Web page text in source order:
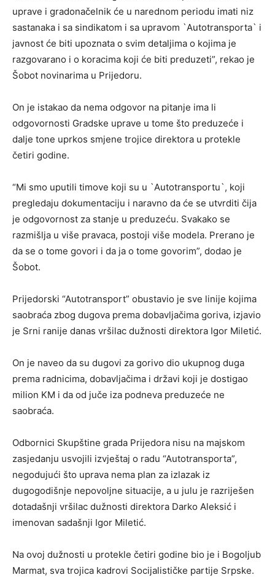
uprave i gradonačelnik će u narednom periodu imati niz
sastanaka i sa sindikatom i sa upravom `Autotransporta` i
javnost će biti upoznata o svim detaljima o kojima je
razgovarano i o koracima koji će biti preduzeti”, rekao je
Šobot novinarima u Prijedoru.
On je istakao da nema odgovor na pitanje ima li
odgovornosti Gradske uprave u tome što preduzeće i
dalje tone uprkos smjene trojice direktora u protekle
četiri godine.
“Mi smo uputili timove koji su u `Autotransportu`, koji
pregledaju dokumentaciju i naravno da će se utvrditi čija
je odgovornost za stanje u preduzeću. Svakako se
razmišlja u više pravaca, postoji više modela. Prerano je
da se o tome govori i da ja o tome govorim”, dodao je
Šobot.
Prijedorski “Autotransport” obustavio je sve linije kojima
saobraća zbog dugova prema dobavljačima goriva, izjavio
je Srni ranije danas vršilac dužnosti direktora Igor Miletić.
On je naveo da su dugovi za gorivo dio ukupnog duga
prema radnicima, dobavljačima i državi koji je dostigao
milion KM i da od juče iza podneva preduzeće ne
saobraća.
Odbornici Skupštine grada Prijedora nisu na majskom
zasjedanju usvojili izvještaj o radu “Autotransporta”,
negodujući što uprava nema plan za izlazak iz
dugogodišnje nepovoljne situacije, a u julu je razriješen
dotadašnji vršilac dužnosti direktora Darko Aleksić i
imenovan sadašnji Igor Miletić.
Na ovoj dužnosti u protekle četiri godine bio je i Bogoljub
Marmat, sva trojica kadrovi Socijalističke partije Srpske.